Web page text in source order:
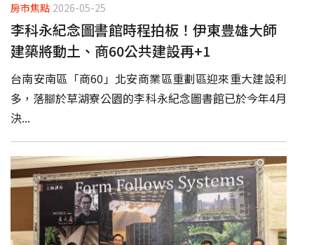
房市焦點 2026-05-25
李科永紀念圖書館時程拍板！伊東豊雄大師
建築將動土、商60公共建設再+1
台南安南區「商60」北安商業區重劃區迎來重大建設利
多，落腳於草湖寮公園的李科永紀念圖書館已於今年4月
決...